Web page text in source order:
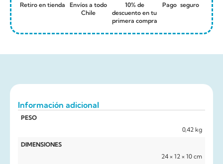
Retiro en tienda
Envíos a todo
Chile
10% de
descuento en tu
primera compra
Pago seguro
Información adicional
PESO
0,42 kg
DIMENSIONES
24 × 12 × 10 cm